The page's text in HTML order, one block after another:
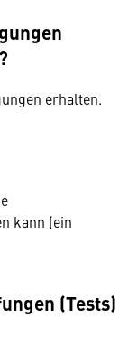
erhalten.
kann (ein
(Tests)